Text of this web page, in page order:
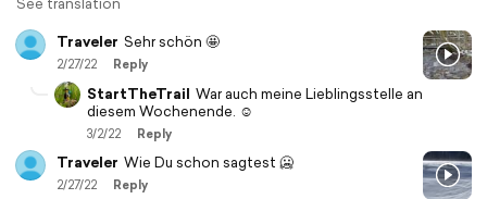
Traveler Sehr schön 🤩
2/27/22 Reply
StartTheTrail War auch meine Lieblingsstelle an
diesem Wochenende. ☺️
3/2/22 Reply
Traveler Wie Du schon sagtest 🥶
2/27/22 Reply